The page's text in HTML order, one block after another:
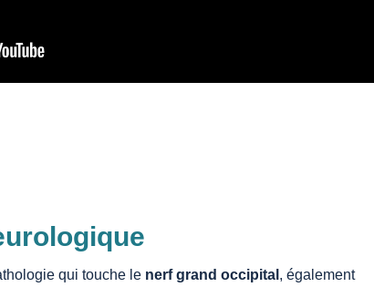
qui touche le nerf grand occipital , également